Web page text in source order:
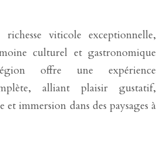
viticole exceptionnelle,
culturel et gastronomique
offre une expérience
alliant plaisir gustatif,
immersion dans des paysages à